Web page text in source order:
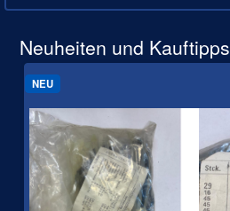
Neuheiten und Kauftipps
NEU